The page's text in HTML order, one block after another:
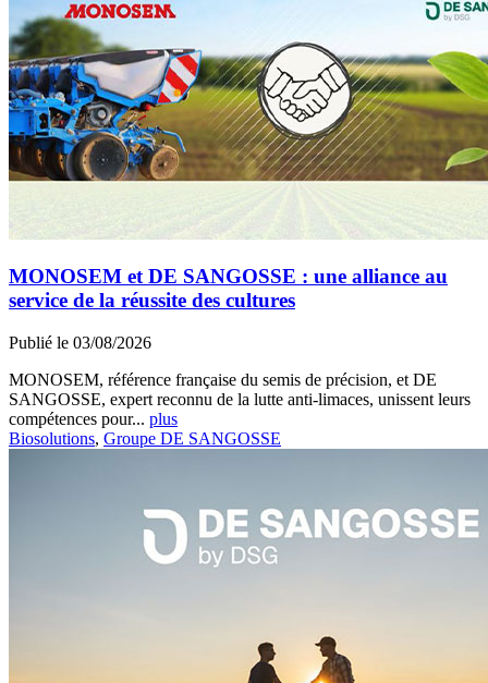
MONOSEM et DE SANGOSSE : une alliance au
service de la réussite des cultures
Publié le 03/08/2026
MONOSEM, référence française du semis de précision, et DE
SANGOSSE, expert reconnu de la lutte anti-limaces, unissent leurs
compétences pour... plus
Biosolutions, Groupe DE SANGOSSE